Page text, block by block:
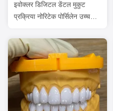
इवोक्लर डिजिटल डेंटल मुकुट
प्रक्रिया नोरिटेक पोर्सिलेन उच्च